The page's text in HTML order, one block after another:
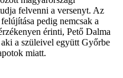
felvenni a versenyt. Az
pedig nemcsak a
érinti, Pető Dalma
a szüleivel együtt Győrbe
miatt.